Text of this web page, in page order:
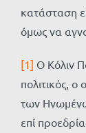
κατάσταση
όμως να
[1] Ο Κόλιν
πολιτικός,
των
επί